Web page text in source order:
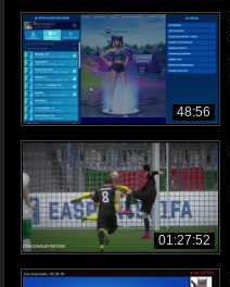
48:56
01:27:52